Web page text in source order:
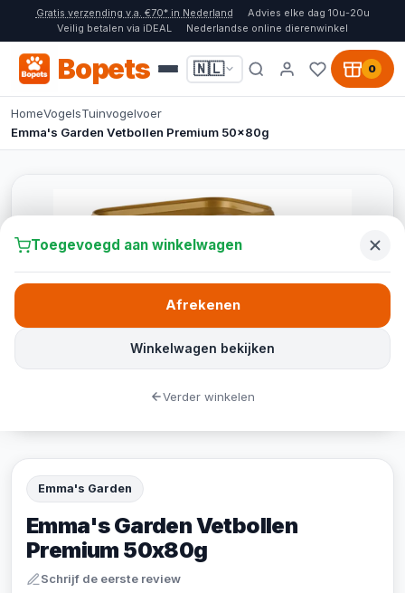
Gratis verzending v.a. €70* in Nederland
Advies elke dag 10u-20u
Veilig betalen via iDEAL
Nederlandse online dierenwinkel
Bopets 🇳🇱 0
HomeVogelsTuinvogelvoer
Emma's Garden Vetbollen Premium 50x80g
Emma's Garden
Emma's Garden Vetbollen
Premium 50x80g
Schrijf de eerste review
Toegevoegd aan winkelwagen
Winkelwagen bekijken
Afrekenen
Verder winkelen